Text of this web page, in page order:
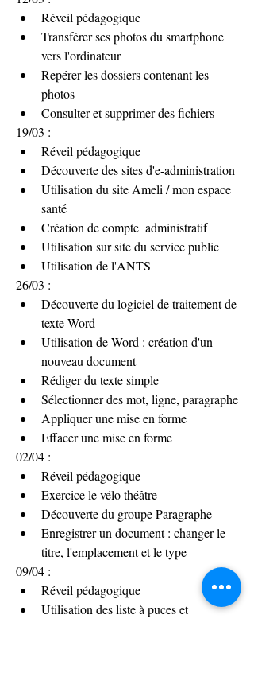
Réveil pédagogique
Transférer ses photos du smartphone
vers l'ordinateur
Repérer les dossiers contenant les
photos
Consulter et supprimer des fichiers
19/03 :
Réveil pédagogique
Découverte des sites d'e-administration
Utilisation du site Ameli / mon espace
santé
Création de compte  administratif
Utilisation sur site du service public
Utilisation de l'ANTS
26/03 :
Découverte du logiciel de traitement de
texte Word
Utilisation de Word : création d'un
nouveau document
Rédiger du texte simple
Sélectionner des mot, ligne, paragraphe
Appliquer une mise en forme
Effacer une mise en forme
02/04 :
Réveil pédagogique
Exercice le vélo théâtre
Découverte du groupe Paragraphe
Enregistrer un document : changer le
titre, l'emplacement et le type
09/04 :
Réveil pédagogique
Utilisation des liste à puces et